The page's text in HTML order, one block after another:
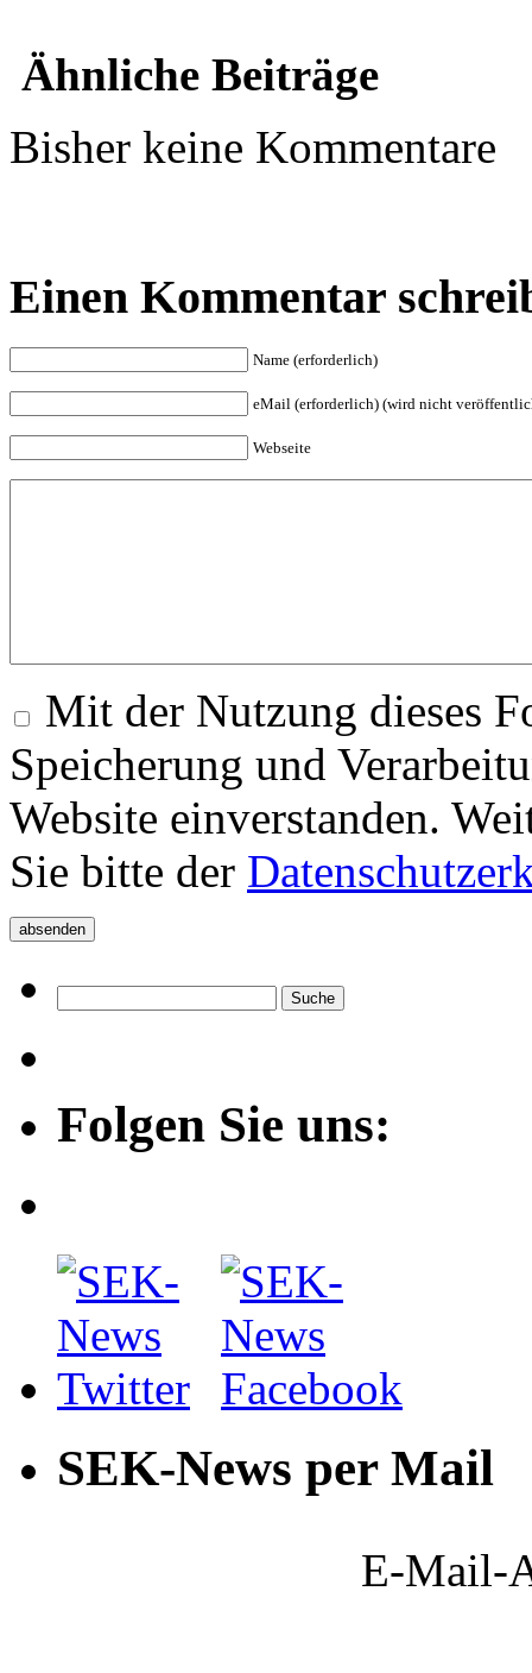
Ähnliche Beiträge
Bisher keine Kommentare
Einen Kommentar
Name (erforderlich)
eMail (erforderlich) (wird nicht
Webseite
Mit der Nutzung dieses
Speicherung und
Website einverstanden.
Sie bitte der
Folgen Sie uns:
SEK-News per Mail
E-Mail-